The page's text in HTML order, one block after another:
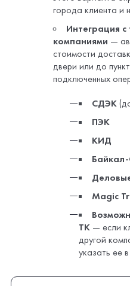
КИД
Magic
другой
указать ее в
«Создание
нас не просто
обновлением, а
получать всю
делать заказы
наши сотрудники
не только
развитию новой